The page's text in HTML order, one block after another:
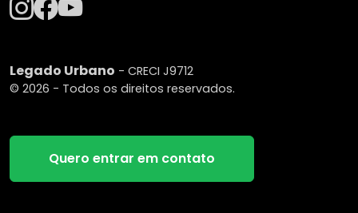
Legado Urbano - CRECI J9712
© 2026 - Todos os direitos reservados.
Quero entrar em contato